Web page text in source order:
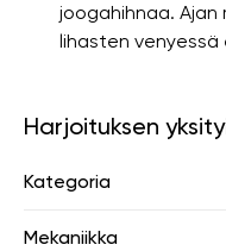
joogahihnaa.
lihasten venyessä
Harjoituksen
Kategoria
Mekaniikka